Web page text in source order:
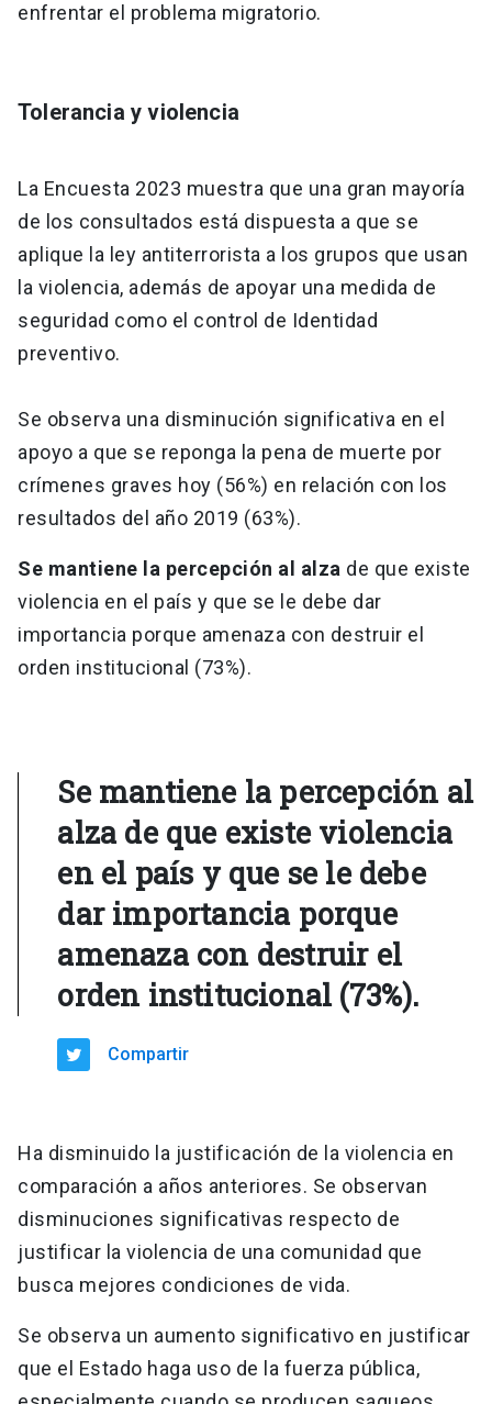
enfrentar el problema migratorio.
Tolerancia y violencia
La Encuesta 2023 muestra que una gran mayoría
de los consultados está dispuesta a que se
aplique la ley antiterrorista a los grupos que usan
la violencia, además de apoyar una medida de
seguridad como el control de Identidad
preventivo.
Se observa una disminución significativa en el
apoyo a que se reponga la pena de muerte por
crímenes graves hoy (56%) en relación con los
resultados del año 2019 (63%).
Se mantiene la percepción al alza de que existe
violencia en el país y que se le debe dar
importancia porque amenaza con destruir el
orden institucional (73%).
Se mantiene la percepción al
alza de que existe violencia
en el país y que se le debe
dar importancia porque
amenaza con destruir el
orden institucional (73%).
Compartir
Ha disminuido la justificación de la violencia en
comparación a años anteriores. Se observan
disminuciones significativas respecto de
justificar la violencia de una comunidad que
busca mejores condiciones de vida.
Se observa un aumento significativo en justificar
que el Estado haga uso de la fuerza pública,